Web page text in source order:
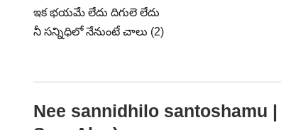
ఇక భయమే లేదు దిగులె లేదు
నీ సన్నిధిలో నేనుంటే చాలు (2)
Nee sannidhilo santoshamu